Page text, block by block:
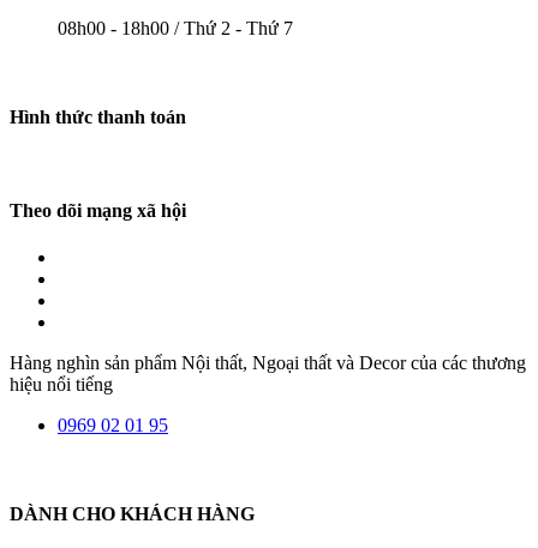
08h00 - 18h00 / Thứ 2 - Thứ 7
Hình thức thanh toán
Theo dõi mạng xã hội
Hàng nghìn sản phẩm Nội thất, Ngoại thất và Decor của các thương
hiệu nổi tiếng
0969 02 01 95
DÀNH CHO KHÁCH HÀNG